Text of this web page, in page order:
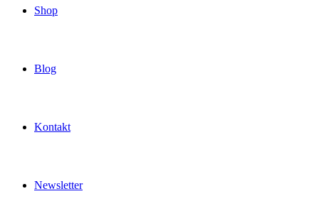
Shop
Blog
Kontakt
Newsletter